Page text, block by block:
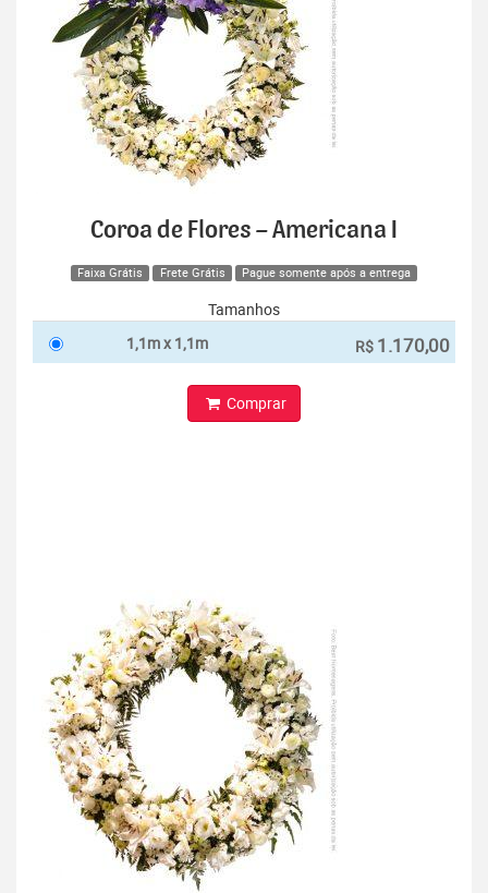
Coroa de Flores – Americana I
Faixa Grátis Frete Grátis Pague somente após a entrega
Tamanhos
1,1m x 1,1m
R$ 1.170,00
Comprar